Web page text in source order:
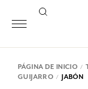
PÁGINA DE INICIO
GUIJARRO
JABÓN